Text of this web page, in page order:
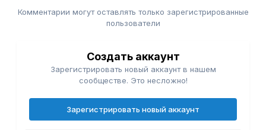
Комментарии могут оставлять только зарегистрированные
пользователи
Создать аккаунт
Зарегистрировать новый аккаунт в нашем
сообществе. Это несложно!
Зарегистрировать новый аккаунт